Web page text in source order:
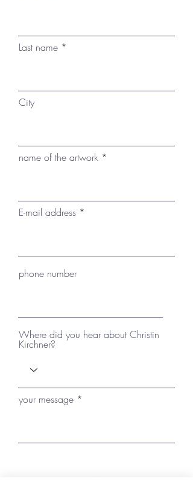
Last name
City
name of the artwork
E-mail address
phone number
Where did you hear about Christin
Kirchner?
your message